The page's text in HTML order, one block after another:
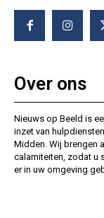
Over ons
Nieuws op Beeld is
inzet van
Midden. Wij brengen
calamiteiten, zodat u
er in uw omgeving